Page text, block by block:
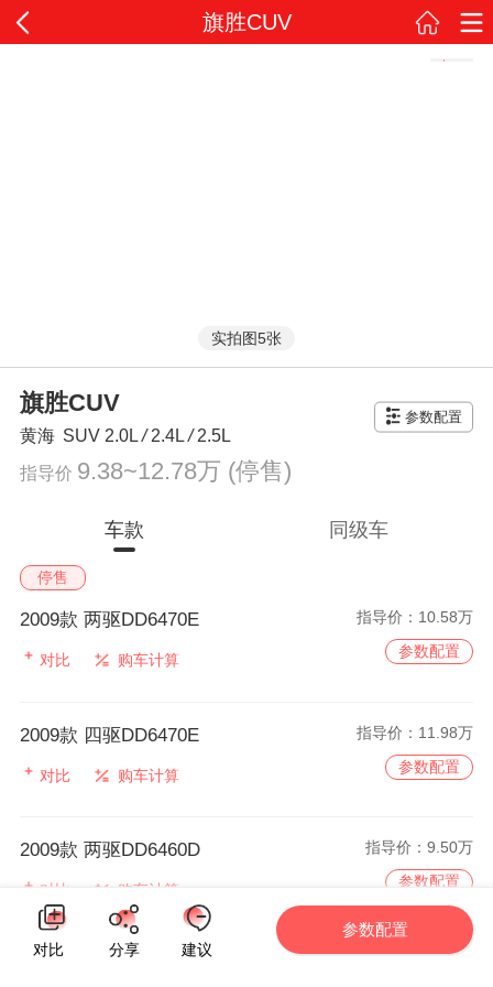
旗胜CUV
实拍图5张
旗胜CUV
黄海 SUV 2.0L/2.4L/2.5L
参数配置
指导价 9.38~12.78万 (停售)
车款 同级车
停售
2009款 两驱DD6470E 指导价： 10.58万
对比 购车计算 参数配置
2009款 四驱DD6470E 指导价： 11.98万
对比 购车计算 参数配置
2009款 两驱DD6460D 指导价：9.50万
对比 购车计算 参数配置
对比 分享 建议
参数配置